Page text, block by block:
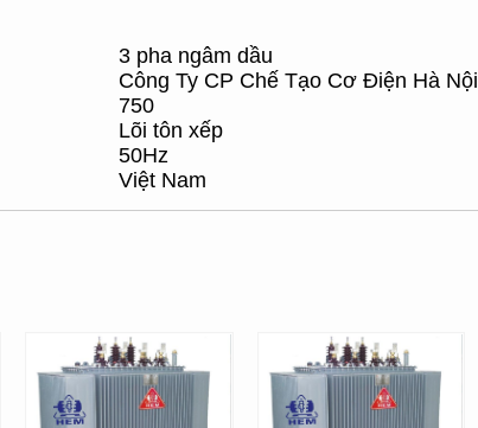
3 pha ngâm dầu
Công Ty CP Chế Tạo Cơ Điện Hà Nội
750
Lõi tôn xếp
50Hz
Việt Nam